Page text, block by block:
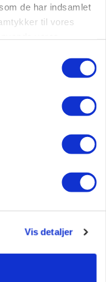
de har indsamlet
til vores
Vis detaljer
/
06. aug.